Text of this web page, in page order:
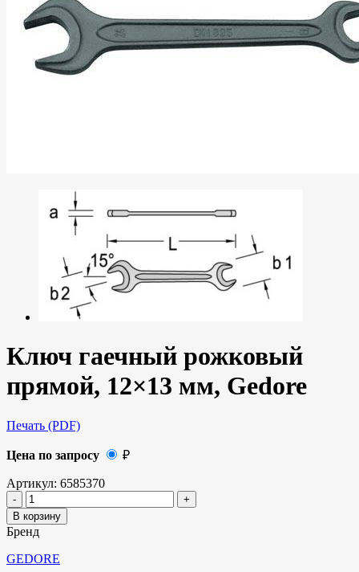
Ключ гаечный рожковый
прямой, 12×13 мм, Gedore
Печать (PDF)
Цена по запросу ₽
Артикул: 6585370
В корзину
Бренд
GEDORE